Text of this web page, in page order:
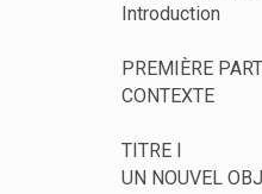
Introduction
PREMIÈRE
CONTEXTE
TITRE I
UN NOUVEL